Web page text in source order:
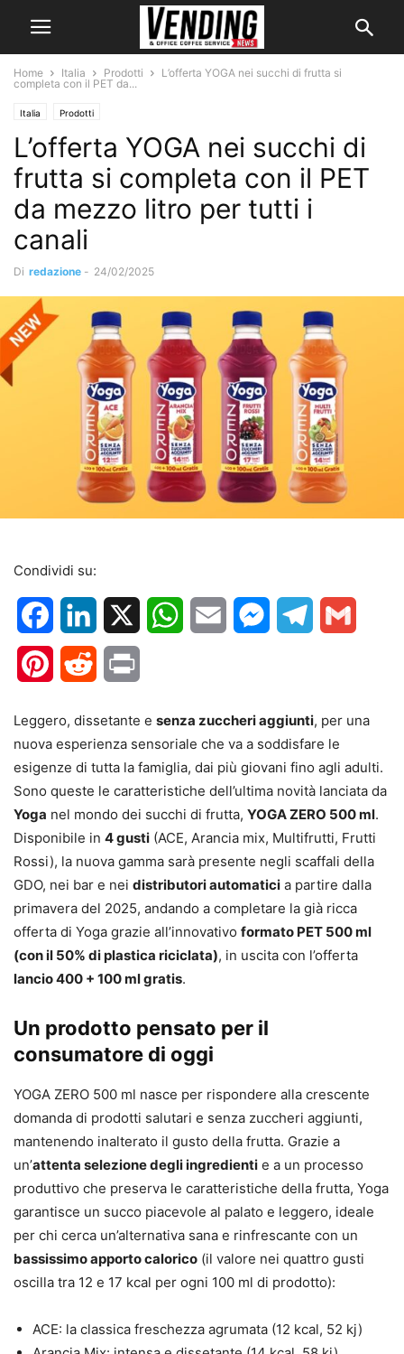
Home Italia Prodotti
L’offerta YOGA nei succhi di frutta si
completa con il PET da...
Italia Prodotti
L’offerta YOGA nei succhi di
frutta si completa con il PET
da mezzo litro per tutti i
canali
Di redazione - 24/02/2025
Condividi su:
FacebookLinkedIn WhatsApp
Email MessengerTelegram
PinterestReddit
Leggero, dissetante e senza zuccheri aggiunti, per una
nuova esperienza sensoriale che va a soddisfare le
esigenze di tutta la famiglia, dai più giovani fino agli adulti.
Sono queste le caratteristiche dell’ultima novità lanciata da
Yoga nel mondo dei succhi di frutta, YOGA ZERO 500 ml.
Disponibile in 4 gusti (ACE, Arancia mix, Multifrutti, Frutti
Rossi), la nuova gamma sarà presente negli scaffali della
GDO, nei bar e nei distributori automatici a partire dalla
primavera del 2025, andando a completare la già ricca
offerta di Yoga grazie all’innovativo formato PET 500 ml
(con il 50% di plastica riciclata), in uscita con l’offerta
lancio 400 + 100 ml gratis.
Un prodotto pensato per il
consumatore di oggi
YOGA ZERO 500 ml nasce per rispondere alla crescente
domanda di prodotti salutari e senza zuccheri aggiunti,
mantenendo inalterato il gusto della frutta. Grazie a
un’attenta selezione degli ingredienti e a un processo
produttivo che preserva le caratteristiche della frutta, Yoga
garantisce un succo piacevole al palato e leggero, ideale
per chi cerca un’alternativa sana e rinfrescante con un
bassissimo apporto calorico (il valore nei quattro gusti
oscilla tra 12 e 17 kcal per ogni 100 ml di prodotto):
ACE: la classica freschezza agrumata (12 kcal, 52 kj)